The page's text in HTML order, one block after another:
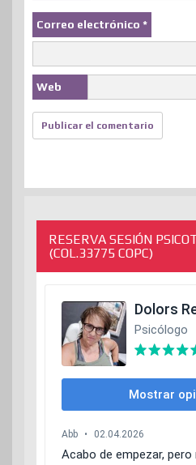
Correo electrónico *
Web
RESERVA SESIÓN
(COL.33775 COPC)